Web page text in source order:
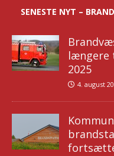
SENESTE NYT –
længere
2025
4. august